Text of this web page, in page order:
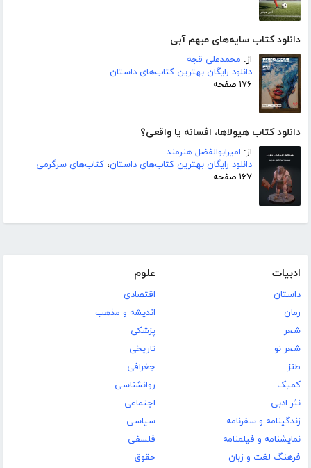
دانلود کتاب سایه‌های مبهم آبی
از: محمدعلی قجه
دانلود رایگان بهترین کتاب‌های داستان
۱۷۶ صفحه
دانلود کتاب هیولاها، افسانه یا واقعی؟
از: امیرابوالفضل هنرمند
دانلود رایگان بهترین کتاب‌های داستان، کتاب‌های سرگرمی
۱۶۷ صفحه
ادبیات
داستان
رمان
شعر
شعر نو
طنز
کمیک
نثر ادبی
زندگینامه و سفرنامه
نمایشنامه و فیلمنامه
فرهنگ لغت و زبان
علوم
اقتصادی
اندیشه و مذهب
پزشکی
تاریخی
جغرافی
روانشناسی
اجتماعی
سیاسی
فلسفی
حقوق